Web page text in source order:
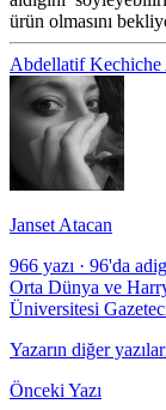
ürün olmasını
Abdellatif Kechiche
Janset Atacan
966 yazı · 96'da
Orta Dünya ve
Üniversitesi
Yazarın diğer
Önceki Yazı